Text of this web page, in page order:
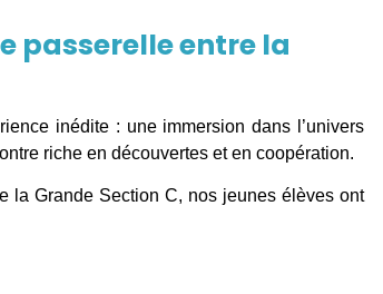
passerelle entre la
inédite : une immersion dans l’univers
riche en découvertes et en coopération.
la Grande Section C, nos jeunes élèves ont